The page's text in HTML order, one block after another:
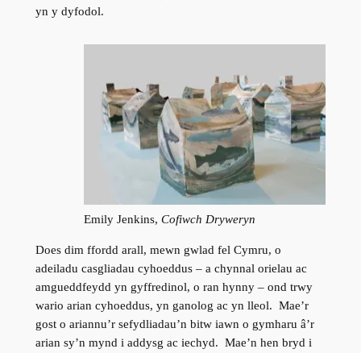
yn y dyfodol.
Emily Jenkins,Cofiwch Dryweryn
Does dim ffordd arall, mewn gwlad fel Cymru, o
adeiladu casgliadau cyhoeddus – a chynnal orielau ac
amgueddfeydd yn gyffredinol, o ran hynny – ond trwy
wario arian cyhoeddus, yn ganolog ac yn lleol. Mae’r
gost o ariannu’r sefydliadau’n bitw iawn o gymharu â’r
arian sy’n mynd i addysg ac iechyd. Mae’n hen bryd i